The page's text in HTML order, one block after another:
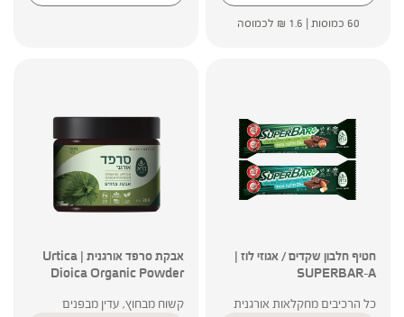
60 כמוסות | ₪ 1.6 לכמוסה
חטיף חלבון שקדים / אגוזי לוז |
SUPERBAR-A
כל הרכיבים מחקלאות אורגנית
אבקת סרפד אורגנית | Urtica
Dioica Organic Powder
קשוח מבחוץ, עדין מבפנים